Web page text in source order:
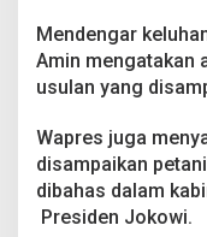
Mendengar
Amin mengatakan
usulan yang
Wapres juga
disampaikan
dibahas dalam
Presiden Jokowi.